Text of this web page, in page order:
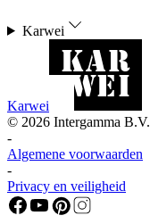
Karwei
Karwei
© 2026 Intergamma B.V.
-
Algemene voorwaarden
-
Privacy en veiligheid